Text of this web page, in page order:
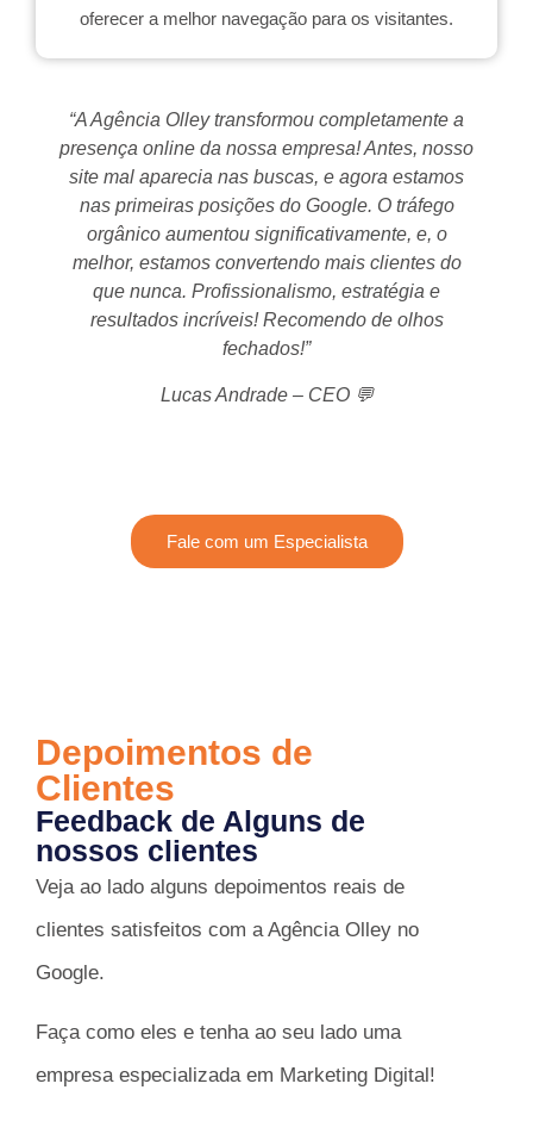
oferecer a melhor navegação para os visitantes.
“A Agência Olley transformou completamente a
presença online da nossa empresa! Antes, nosso
site mal aparecia nas buscas, e agora estamos
nas primeiras posições do Google. O tráfego
orgânico aumentou significativamente, e, o
melhor, estamos convertendo mais clientes do
que nunca. Profissionalismo, estratégia e
resultados incríveis! Recomendo de olhos
fechados!”
Lucas Andrade – CEO 💬
Fale com um Especialista
Depoimentos de
Clientes
Feedback de Alguns de
nossos clientes
Veja ao lado alguns depoimentos reais de
clientes satisfeitos com a Agência Olley no
Google.
Faça como eles e tenha ao seu lado uma
empresa especializada em Marketing Digital!